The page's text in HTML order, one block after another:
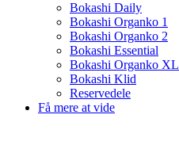
Bokashi Daily
Bokashi Organko 1
Bokashi Organko 2
Bokashi Essential
Bokashi Organko XL
Bokashi Klid
Reservedele
Få mere at vide